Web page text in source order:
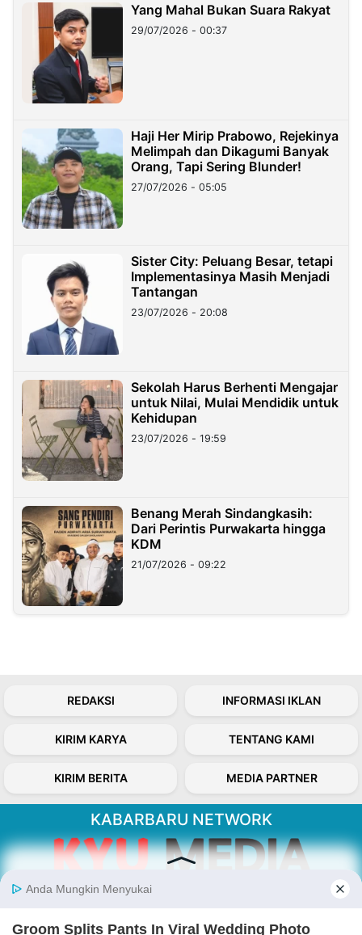
Yang Mahal Bukan Suara Rakyat
29/07/2026 - 00:37
Haji Her Mirip Prabowo, Rejekinya
Melimpah dan Dikagumi Banyak
Orang, Tapi Sering Blunder!
27/07/2026 - 05:05
Sister City: Peluang Besar, tetapi
Implementasinya Masih Menjadi
Tantangan
23/07/2026 - 20:08
Sekolah Harus Berhenti Mengajar
untuk Nilai, Mulai Mendidik untuk
Kehidupan
23/07/2026 - 19:59
Benang Merah Sindangkasih:
Dari Perintis Purwakarta hingga
KDM
21/07/2026 - 09:22
REDAKSI INFORMASI IKLAN
KIRIM KARYA TENTANG KAMI
KIRIM BERITA MEDIA PARTNER
KABARBARU NETWORK